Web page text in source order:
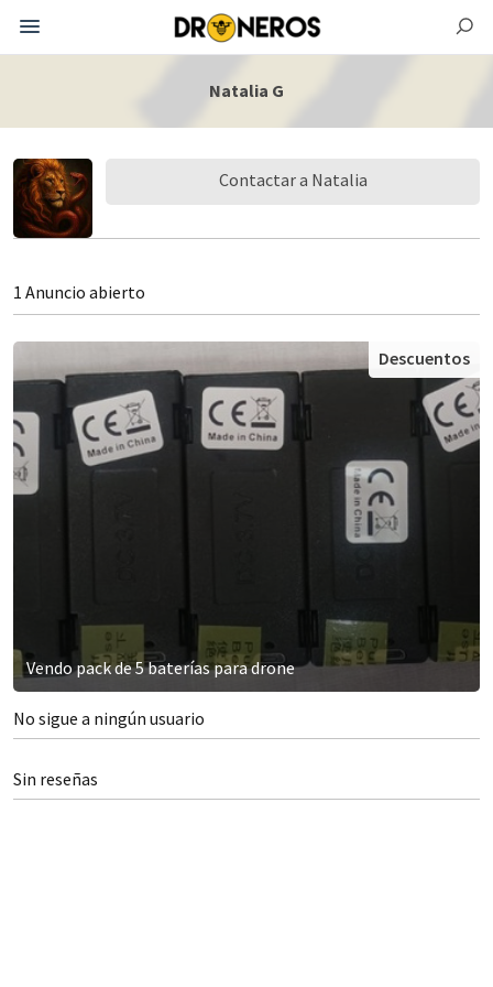
Natalia G
Contactar a Natalia
1 Anuncio abierto
Vendo pack de 5 baterías para drone
Descuentos
No sigue a ningún usuario
Sin reseñas